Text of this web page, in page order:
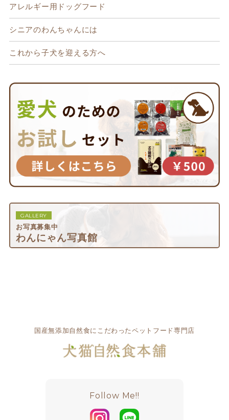
アレルギー用ドッグフード
シニアのわんちゃんには
これから子犬を迎える方へ
GALLERY
お写真募集中
わんにゃん写真館
国産無添加自然食にこだわったペットフード専門店
Follow Me!!